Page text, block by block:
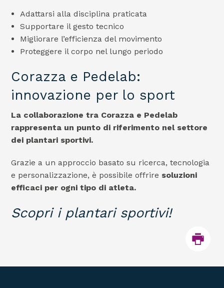
Adattarsi alla disciplina praticata
Supportare il gesto tecnico
Migliorare l’efficienza del movimento
Proteggere il corpo nel lungo periodo
Corazza e Pedelab:
innovazione per lo sport
La collaborazione tra Corazza e Pedelab
rappresenta un punto di riferimento nel settore
dei plantari sportivi.
Grazie a un approccio basato su ricerca, tecnologia
e personalizzazione, è possibile offrire soluzioni
efficaci per ogni tipo di atleta.
Scopri i plantari sportivi!